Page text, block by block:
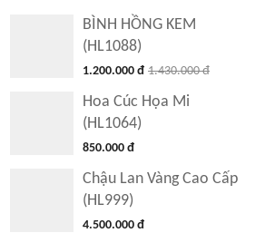
BÌNH HỒNG KEM
(HL1088)
1.200.000 đ 1.430.000 đ
Hoa Cúc Họa Mi
(HL1064)
850.000 đ
Chậu Lan Vàng Cao Cấp
(HL999)
4.500.000 đ